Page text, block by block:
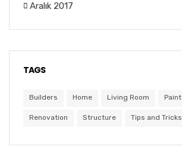
Aralık 2017
TAGS
Builders Home Living Room Paint
Renovation Structure Tips and Tricks